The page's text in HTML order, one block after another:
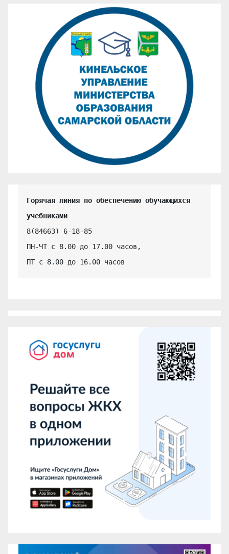
Горячая линия по обеспечению обучающихся
учебниками
8(84663) 6-18-85
ПН-ЧТ с 8.00 до 17.00 часов,
ПТ с 8.00 до 16.00 часов